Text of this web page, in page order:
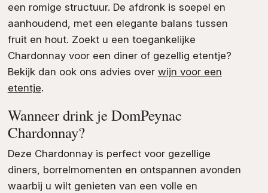
een romige structuur. De afdronk is soepel en
aanhoudend, met een elegante balans tussen
fruit en hout. Zoekt u een toegankelijke
Chardonnay voor een diner of gezellig etentje?
Bekijk dan ook ons advies over wijn voor een
etentje.
Wanneer drink je DomPeynac
Chardonnay?
Deze Chardonnay is perfect voor gezellige
diners, borrelmomenten en ontspannen avonden
waarbij u wilt genieten van een volle en